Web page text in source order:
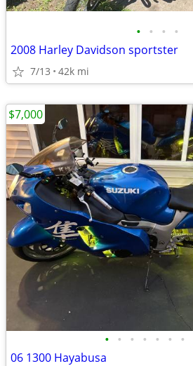
• • • •
2008 Harley Davidson sportster
7/13 42k mi
• • • • • • •
06 1300 Hayabusa
$7,000